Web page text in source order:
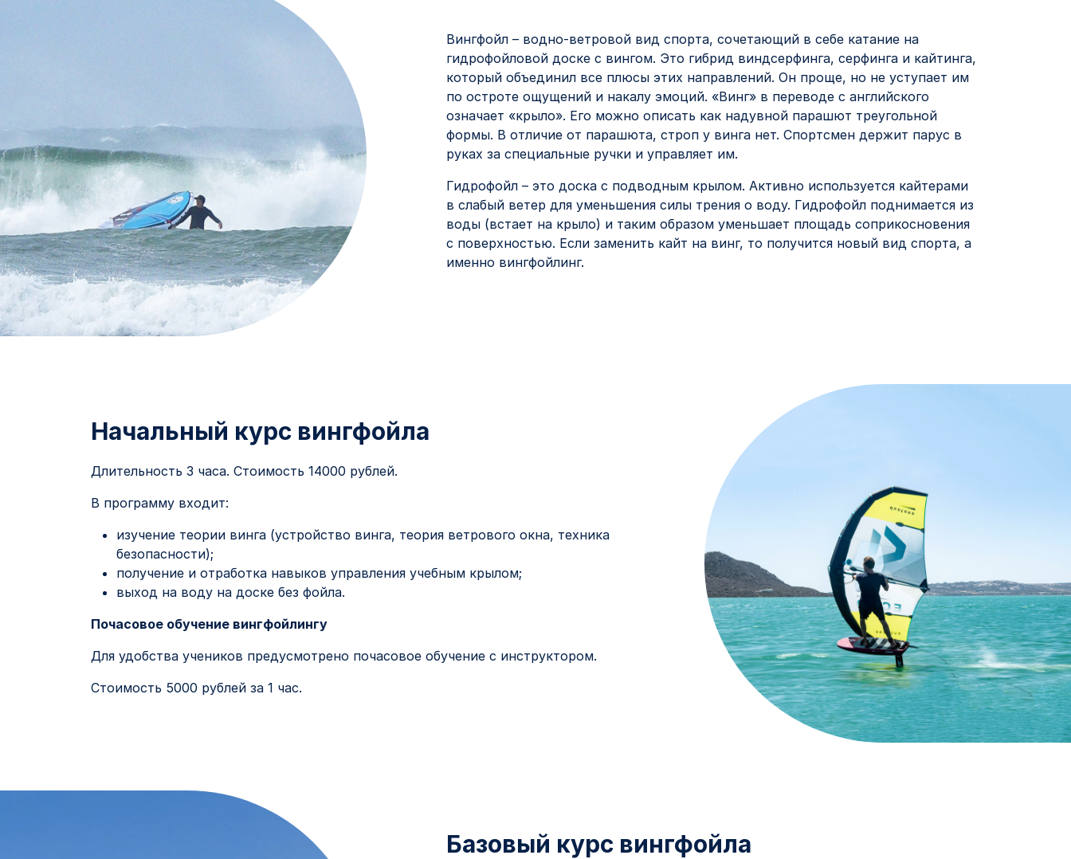
Вингфойл – водно-ветровой вид спорта, сочетающий в себе катание на
гидрофойловой доске с вингом. Это гибрид виндсерфинга, серфинга и кайтинга,
который объединил все плюсы этих направлений. Он проще, но не уступает им
по остроте ощущений и накалу эмоций. «Винг» в переводе с английского
означает «крыло». Его можно описать как надувной парашют треугольной
формы. В отличие от парашюта, строп у винга нет. Спортсмен держит парус в
руках за специальные ручки и управляет им.
Гидрофойл – это доска с подводным крылом. Активно используется кайтерами
в слабый ветер для уменьшения силы трения о воду. Гидрофойл поднимается из
воды (встает на крыло) и таким образом уменьшает площадь соприкосновения
с поверхностью. Если заменить кайт на винг, то получится новый вид спорта, а
именно вингфойлинг.
Начальный курс вингфойла
Длительность 3 часа. Стоимость 14000 рублей.
В программу входит:
изучение теории винга (устройство винга, теория ветрового окна, техника
безопасности);
получение и отработка навыков управления учебным крылом;
выход на воду на доске без фойла.
Почасовое обучение вингфойлингу
Для удобства учеников предусмотрено почасовое обучение с инструктором.
Стоимость 5000 рублей за 1 час.
Базовый курс вингфойла